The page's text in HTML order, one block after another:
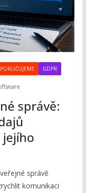
GDPR
správě:
správě
komunikaci